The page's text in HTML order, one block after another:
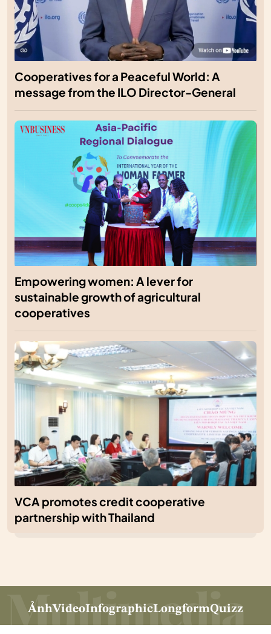
Cooperatives for a Peaceful World: A
message from the ILO Director-General
Empowering women: A lever for
sustainable growth of agricultural
cooperatives
VCA promotes credit cooperative
partnership with Thailand
ẢnhVideoInfographicLongformQuizz